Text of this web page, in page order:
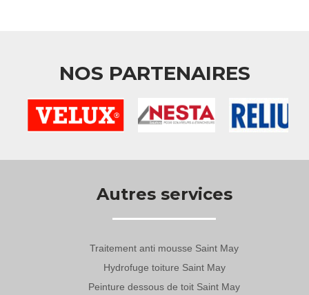
NOS PARTENAIRES
Autres services
Traitement anti mousse Saint May
Hydrofuge toiture Saint May
Peinture dessous de toit Saint May